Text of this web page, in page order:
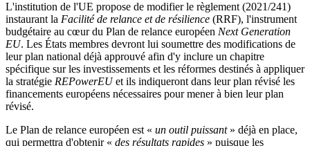
L'institution de l'UE propose de modifier le règlement (2021/241)
instaurant la Facilité de relance et de résilience (RRF), l'instrument
budgétaire au cœur du Plan de relance européen Next Generation
EU. Les États membres devront lui soumettre des modifications de
leur plan national déjà approuvé afin d'y inclure un chapitre
spécifique sur les investissements et les réformes destinés à appliquer
la stratégie REPowerEUet ils indiqueront dans leur plan révisé les
financements européens nécessaires pour mener à bien leur plan
révisé.
Le Plan de relance européen est « un outil puissant » déjà en place,
qui permettra d'obtenir « des résultats rapides » puisque les